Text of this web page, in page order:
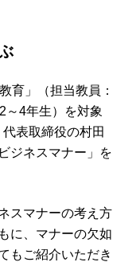
育」（担当教員：
～4年生）を対象
表取締役の村田
ジネスマナー」を
スマナーの考え方
に、マナーの欠如
もご紹介いただき